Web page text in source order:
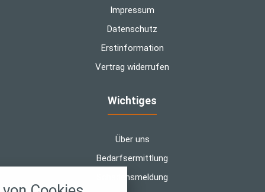
Impressum
Datenschutz
Erstinformation
Vertrag widerrufen
Wichtiges
Über uns
Bedarfsermittlung
Schadensmeldung